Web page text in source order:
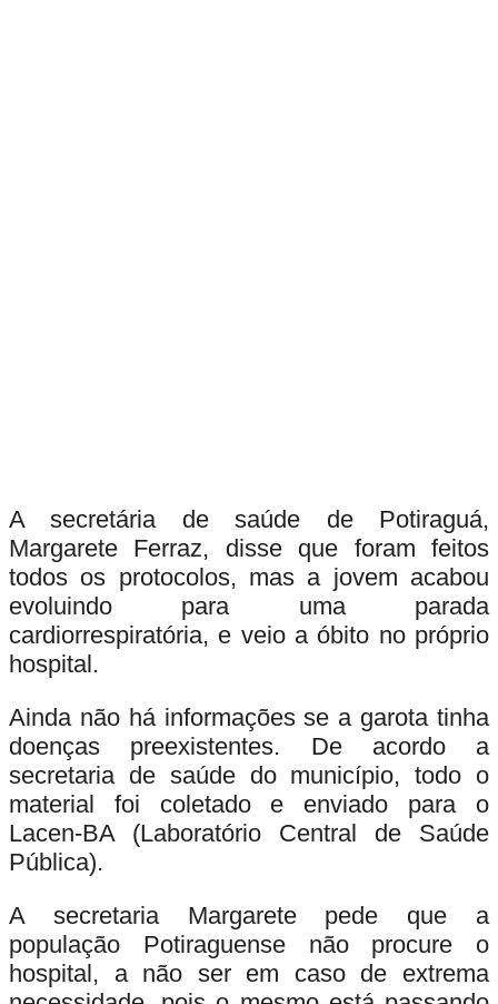
A secretária de saúde de Potiraguá,
Margarete Ferraz, disse que foram feitos
todos os protocolos, mas a jovem acabou
evoluindo para uma parada
cardiorrespiratória, e veio a óbito no próprio
hospital.
Ainda não há informações se a garota tinha
doenças preexistentes. De acordo a
secretaria de saúde do município, todo o
material foi coletado e enviado para o
Lacen-BA (Laboratório Central de Saúde
Pública).
A secretaria Margarete pede que a
população Potiraguense não procure o
hospital, a não ser em caso de extrema